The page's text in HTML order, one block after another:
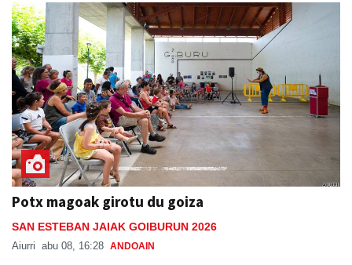
Potx magoak girotu du goiza
SAN ESTEBAN JAIAK GOIBURUN 2026
Aiurri abu 08, 16:28 ANDOAIN